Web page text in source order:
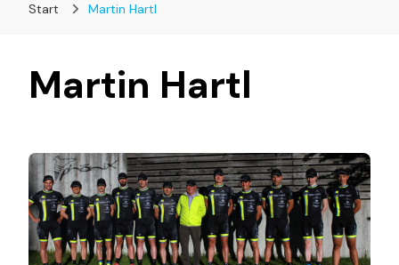
Start Martin Hartl
Martin Hartl